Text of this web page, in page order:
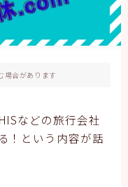
場合があります
などの旅行会社
！という内容が話